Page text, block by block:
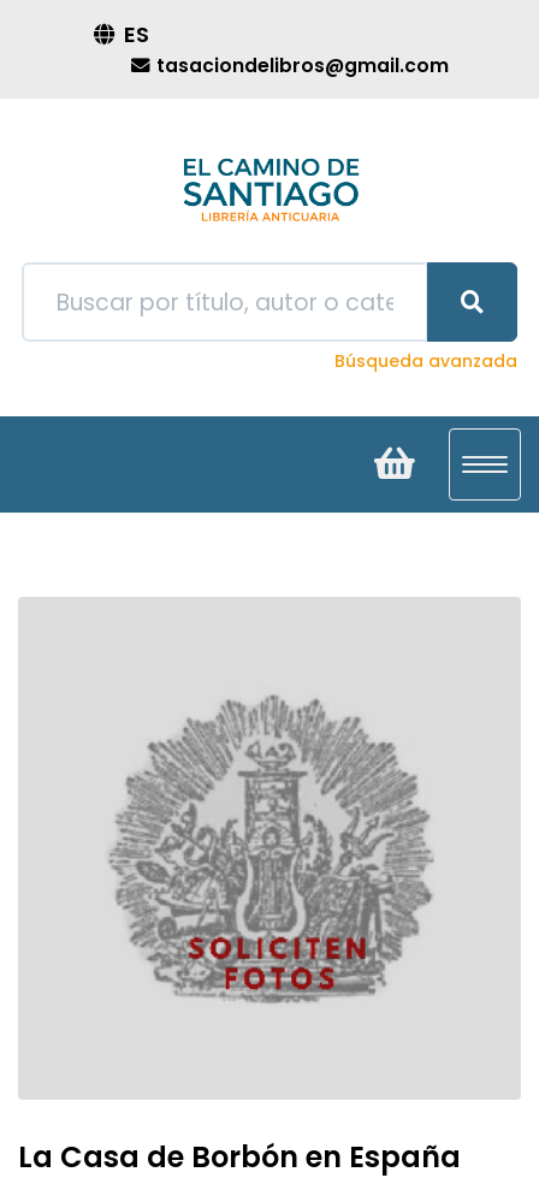
ES
tasaciondelibros@gmail.com
Búsqueda avanzada
La Casa de Borbón en España